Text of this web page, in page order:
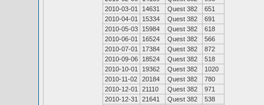
2010-03-01
14631 Quest 382
651
2010-04-01
15334 Quest 382
691
2010-05-03
15984 Quest 382
618
2010-06-01
16524 Quest 382
566
2010-07-01
17384 Quest 382
872
2010-09-06
18524 Quest 382
518
2010-10-01
19362 Quest 382
1020
2010-11-02
20184 Quest 382
780
2010-12-01
21110 Quest 382
971
2010-12-31
21641 Quest 382
538